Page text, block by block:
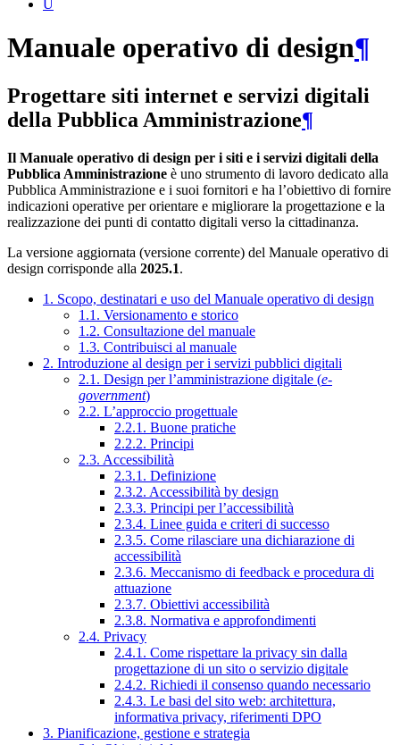
U
Manuale operativo di design¶
Progettare siti internet e servizi digitali
della Pubblica Amministrazione¶
Il Manuale operativo di design per i siti e i servizi digitali della
Pubblica Amministrazione è uno strumento di lavoro dedicato alla
Pubblica Amministrazione e i suoi fornitori e ha l’obiettivo di fornire
indicazioni operative per orientare e migliorare la progettazione e la
realizzazione dei punti di contatto digitali verso la cittadinanza.
La versione aggiornata (versione corrente) del Manuale operativo di
design corrisponde alla 2025.1.
1. Scopo, destinatari e uso del Manuale operativo di design
1.1. Versionamento e storico
1.2. Consultazione del manuale
1.3. Contribuisci al manuale
2. Introduzione al design per i servizi pubblici digitali
2.1. Design per l’amministrazione digitale (e-
government)
2.2. L’approccio progettuale
2.2.1. Buone pratiche
2.2.2. Principi
2.3. Accessibilità
2.3.1. Definizione
2.3.2. Accessibilità by design
2.3.3. Principi per l’accessibilità
2.3.4. Linee guida e criteri di successo
2.3.5. Come rilasciare una dichiarazione di
accessibilità
2.3.6. Meccanismo di feedback e procedura di
attuazione
2.3.7. Obiettivi accessibilità
2.3.8. Normativa e approfondimenti
2.4. Privacy
2.4.1. Come rispettare la privacy sin dalla
progettazione di un sito o servizio digitale
2.4.2. Richiedi il consenso quando necessario
2.4.3. Le basi del sito web: architettura,
informativa privacy, riferimenti DPO
3. Pianificazione, gestione e strategia